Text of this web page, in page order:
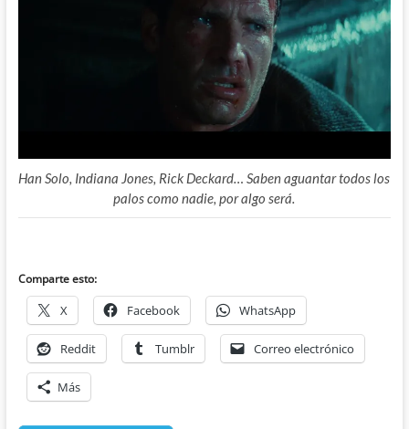
Han Solo, Indiana Jones, Rick Deckard… Saben aguantar todos los
palos como nadie, por algo será.
Comparte esto:
X Facebook WhatsApp
Reddit Tumblr Correo electrónico
Más